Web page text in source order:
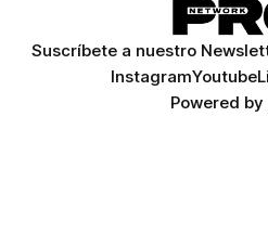
Suscríbete a nuestro
InstagramYoutube
Powered by